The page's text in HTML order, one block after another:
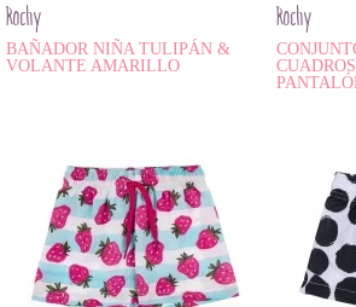
Rochy
BAÑADOR NIÑA TULIPÁN &
VOLANTE AMARILLO
Rochy